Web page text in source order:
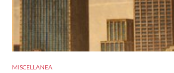
MISCELLANEA